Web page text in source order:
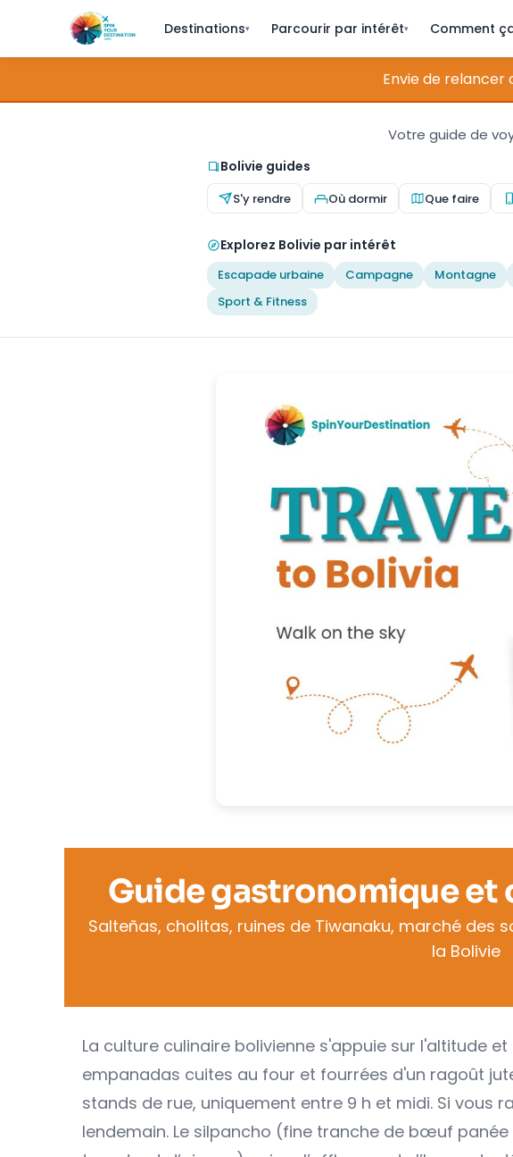
Destinations▾ Parcourir par intérêt▾ Comment
Envie de relancer
Votre guide de
Bolivie guides
S'y rendre Où dormir Que faire
Explorez Bolivie par intérêt
Escapade urbaine Campagne Montagne
Sport & Fitness
Guide gastronomique et
Salteñas, cholitas, ruines de Tiwanaku, marché des
la Bolivie
La culture culinaire bolivienne s'appuie sur l'altitude
empanadas cuites au four et fourrées d'un ragoût
stands de rue, uniquement entre 9 h et midi. Si vous
lendemain. Le silpancho (fine tranche de bœuf